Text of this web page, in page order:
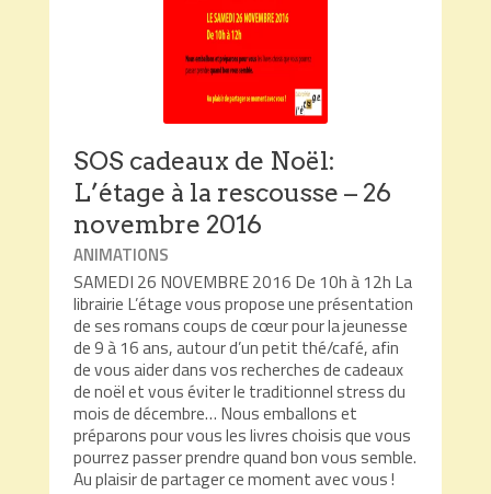
SOS cadeaux de Noël:
L’étage à la rescousse – 26
novembre 2016
ANIMATIONS
SAMEDI 26 NOVEMBRE 2016 De 10h à 12h La
librairie L’étage vous propose une présentation
de ses romans coups de cœur pour la jeunesse
de 9 à 16 ans, autour d’un petit thé/café, afin
de vous aider dans vos recherches de cadeaux
de noël et vous éviter le traditionnel stress du
mois de décembre… Nous emballons et
préparons pour vous les livres choisis que vous
pourrez passer prendre quand bon vous semble.
Au plaisir de partager ce moment avec vous !